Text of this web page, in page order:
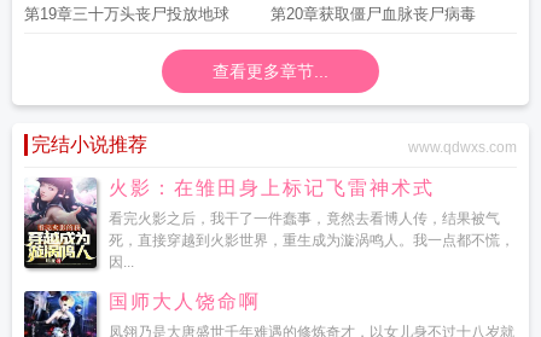
割草
第19章三十万头丧尸投放地球 第20章获取僵尸血脉丧尸病毒
查看更多章节...
完结小说推荐 www.qdwxs.com
火影：在雏田身上标记飞雷神术式
看完火影之后，我干了一件蠢事，竟然去看博人传，结果被气
死，直接穿越到火影世界，重生成为漩涡鸣人。我一点都不慌，
因...
国师大人饶命啊
凤翎乃是大唐盛世千年难遇的修炼奇才，以女儿身不过十八岁就